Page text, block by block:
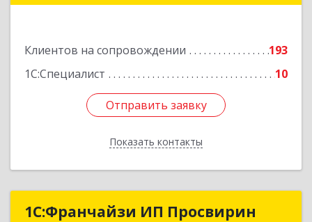
Клиентов на сопровождении
193
1С:Специалист
10
Отправить заявку
Показать контакты
Отправить заявку
Назад
1C:Франчайзи ИП Просвирин
1C:Франчайзи ИП Просвирин